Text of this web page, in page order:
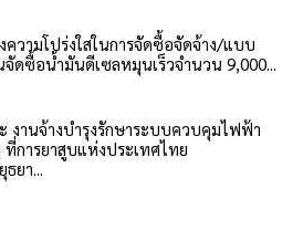
ความโปร่งใสในการจัดซื้อจัดจ้าง/แบบ
จัดซื้อน้ำมันดีเซลหมุนเร็วจำนวน 9,000...
งานจ้างบำรุงรักษาระบบควบคุมไฟฟ้า
ที่การยาสูบแห่งประเทศไทย
ยา...